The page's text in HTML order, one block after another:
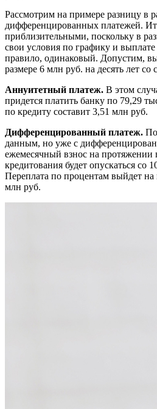
Рассмотрим на примере разницу в
дифференцированных платежей.
приблизительными, поскольку в
свои условия по графику и выплате
правило, одинаковый. Допустим,
размере 6 млн руб. на десять лет со
Аннуитетный платеж. В этом
придется платить банку по 79,29
по кредиту составит 3,51 млн руб.
Дифференцированный платеж.
данным, но уже с
ежемесячный взнос на протяжении
кредитования будет опускаться со
Переплата по процентам выйдет
млн руб.